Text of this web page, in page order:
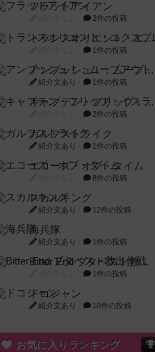
フラットアイアン
2件の投稿
トランスオリエント・エクスプレス
1件の投稿
アンブッシュ！：ムーブアウト！
紹介文あり 1件の投稿
キャプテン・フリップ：イスラ・ボンバ
2件の投稿
ガルフストライク
紹介文あり 1件の投稿
エコーズ・オブ・タイム
8件の投稿
スカルキング
紹介文あり 12件の投稿
海兵隊
紹介文あり 1件の投稿
Bitter End ブタペスト救出作戦
1件の投稿
ドコジャン
紹介文あり 10件の投稿
お気に入りランキング